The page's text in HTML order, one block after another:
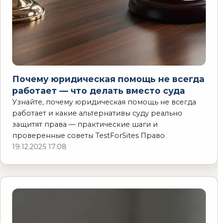
Почему юридическая помощь не всегда
работает — что делать вместо суда
Узнайте, почему юридическая помощь не всегда
работает и какие альтернативы суду реально
защитят права — практические шаги и
проверенные советы TestForSites Право
19.12.2025 17:08